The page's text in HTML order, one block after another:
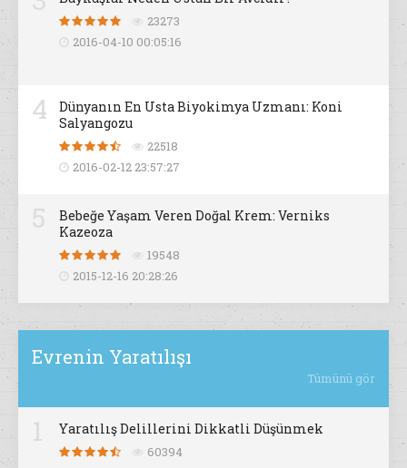
23273
2016-04-10 00:05:16
4
Dünyanın En Usta Biyokimya Uzmanı: Koni
Salyangozu
22518
2016-02-12 23:57:27
Bebeğe Yaşam Veren Doğal Krem: Verniks
Kazeoza
19548
2015-12-16 20:28:26
Evrenin Yaratılışı
Tümünü gör
Yaratılış Delillerini Dikkatli Düşünmek
60394